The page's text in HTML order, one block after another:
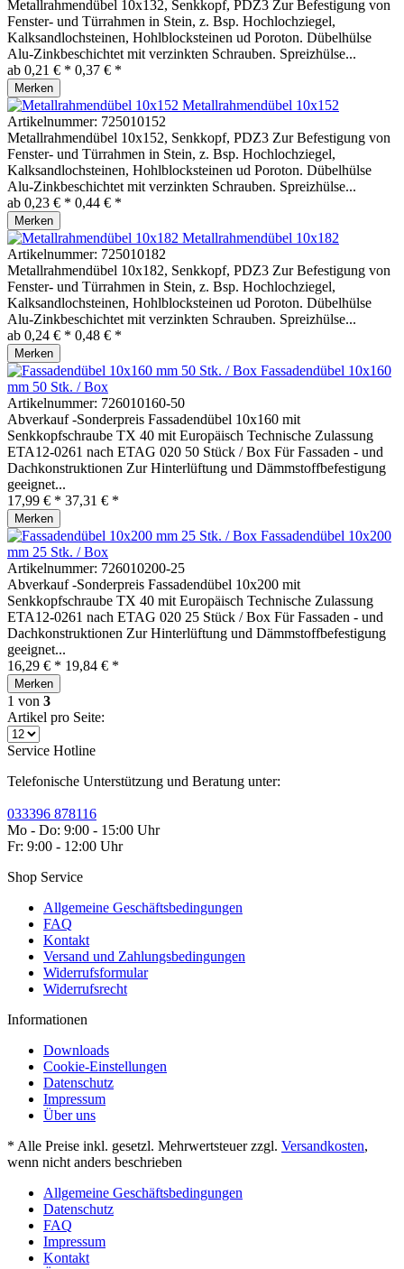
Metallrahmendübel 10x132, Senkkopf, PDZ3 Zur Befestigung von
Fenster- und Türrahmen in Stein, z. Bsp. Hochlochziegel,
Kalksandlochsteinen, Hohlblocksteinen ud Poroton. Dübelhülse
Alu-Zinkbeschichtet mit verzinkten Schrauben. Spreizhülse...
ab 0,21 € * 0,37 € *
Merken
Metallrahmendübel 10x152
Artikelnummer: 725010152
Metallrahmendübel 10x152, Senkkopf, PDZ3 Zur Befestigung von
Fenster- und Türrahmen in Stein, z. Bsp. Hochlochziegel,
Kalksandlochsteinen, Hohlblocksteinen ud Poroton. Dübelhülse
Alu-Zinkbeschichtet mit verzinkten Schrauben. Spreizhülse...
ab 0,23 € * 0,44 € *
Merken
Metallrahmendübel 10x182
Artikelnummer: 725010182
Metallrahmendübel 10x182, Senkkopf, PDZ3 Zur Befestigung von
Fenster- und Türrahmen in Stein, z. Bsp. Hochlochziegel,
Kalksandlochsteinen, Hohlblocksteinen ud Poroton. Dübelhülse
Alu-Zinkbeschichtet mit verzinkten Schrauben. Spreizhülse...
ab 0,24 € * 0,48 € *
Merken
Fassadendübel 10x160
mm 50 Stk. / Box
Artikelnummer: 726010160-50
Abverkauf -Sonderpreis Fassadendübel 10x160 mit
Senkkopfschraube TX 40 mit Europäisch Technische Zulassung
ETA12-0261 nach ETAG 020 50 Stück / Box Für Fassaden - und
Dachkonstruktionen Zur Hinterlüftung und Dämmstoffbefestigung
geeignet...
17,99 € * 37,31 € *
Merken
Fassadendübel 10x200
mm 25 Stk. / Box
Artikelnummer: 726010200-25
Abverkauf -Sonderpreis Fassadendübel 10x200 mit
Senkkopfschraube TX 40 mit Europäisch Technische Zulassung
ETA12-0261 nach ETAG 020 25 Stück / Box Für Fassaden - und
Dachkonstruktionen Zur Hinterlüftung und Dämmstoffbefestigung
geeignet...
16,29 € * 19,84 € *
Merken
1 von 3
Artikel pro Seite:
Service Hotline
Telefonische Unterstützung und Beratung unter:
033396 878116
Mo - Do: 9:00 - 15:00 Uhr
Fr: 9:00 - 12:00 Uhr
Shop Service
Allgemeine Geschäftsbedingungen
FAQ
Kontakt
Versand und Zahlungsbedingungen
Widerrufsformular
Widerrufsrecht
Informationen
Downloads
Cookie-Einstellungen
Datenschutz
Impressum
Über uns
* Alle Preise inkl. gesetzl. Mehrwertsteuer zzgl. Versandkosten,
wenn nicht anders beschrieben
Allgemeine Geschäftsbedingungen
Datenschutz
FAQ
Impressum
Kontakt